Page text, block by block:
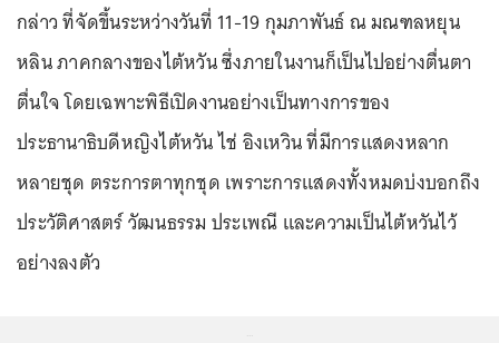
กล่าว ที่จัดขึ้นระหว่างวันที่ 11-19 กุมภาพันธ์ ณ มณฑลหยุน
หลิน ภาคกลางของไต้หวัน ซึ่งภายในงานก็เป็นไปอย่างตื่นตา
ตื่นใจ โดยเฉพาะพิธีเปิดงานอย่างเป็นทางการของ
ประธานาธิบดีหญิงไต้หวัน ไช่ อิงเหวิน ที่มีการแสดงหลาก
หลายชุด ตระการตาทุกชุด เพราะการแสดงทั้งหมดบ่งบอกถึง
ประวัติศาสตร์ วัฒนธรรม ประเพณี และความเป็นไต้หวันไว้
อย่างลงตัว